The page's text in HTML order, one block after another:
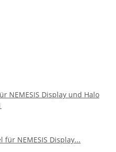
NEMESIS Display und Halo